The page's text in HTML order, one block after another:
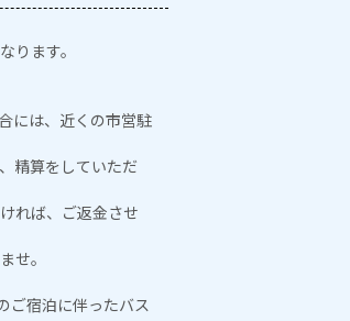
ります。
には、近くの市営駐
精算をしていただ
れば、ご返金させ
せ。
ご宿泊に伴ったバス